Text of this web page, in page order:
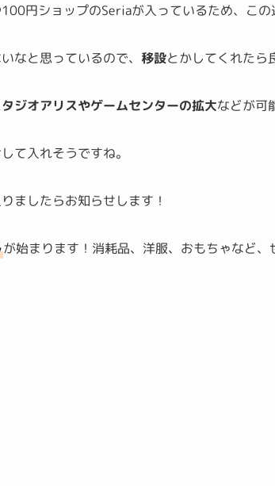
円ショップのSeriaが入っているため、この
なと思っているので、 移設とかしてくれたら
タジオアリスやゲームセンターの拡大などが可
て入れそうですね。
ましたらお知らせします！
が始まります！消耗品、洋服、おもちゃなど、